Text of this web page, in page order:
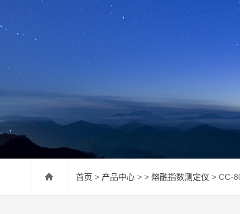
首页 > 产品中心 > > 熔融指数测定仪 > CC-